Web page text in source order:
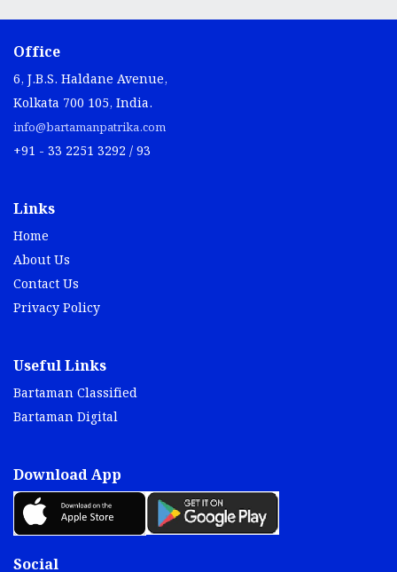
Office
6, J.B.S. Haldane Avenue,
Kolkata 700 105, India.
info@bartamanpatrika.com
+91 - 33 2251 3292 / 93
Links
Home
About Us
Contact Us
Privacy Policy
Useful Links
Bartaman Classified
Bartaman Digital
Download App
Social